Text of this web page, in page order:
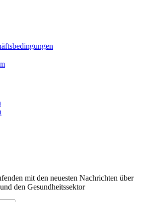
mit den neuesten Nachrichten über
den Gesundheitssektor